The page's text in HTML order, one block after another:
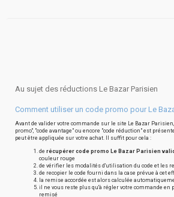
Au sujet des réductions Le Bazar Parisien
Comment utiliser un code promo pour Le
Avant de valider votre commande sur le site Le Bazar
promo", "code avantage" ou encore "code réduction" est
peut être appliquée sur votre achat. Il suffit pour cela :
de récupérer code promo Le Bazar Parisien
couleur rouge
de vérifier les modalités d'utilisation du code et les
de recopier le code fourni dans la case prévue à cet
la remise accordée est alors calculée
il ne vous reste plus qu'à régler votre commande en
remisé